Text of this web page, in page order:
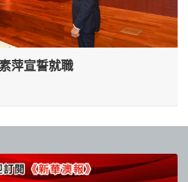
萍宣誓就職